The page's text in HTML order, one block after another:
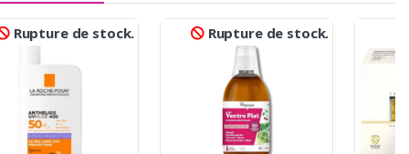
Rupture de stock. Rupture de stock.